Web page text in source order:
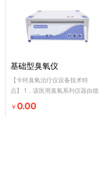
基础型臭氧仪
【卡特臭氧治疗仪设备技术特
点】 1．该医用臭氧系列仪器由德
国原装进口，采用非玻璃放电技术
产...
￥ 0.00